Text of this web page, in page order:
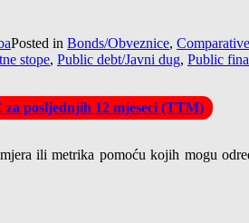
Posted in Bonds/Obveznice,
stope, Public debt/Javni dug, Public
posljednjih 12 mjeseci (TTM)
ili metrika pomoću kojih mogu